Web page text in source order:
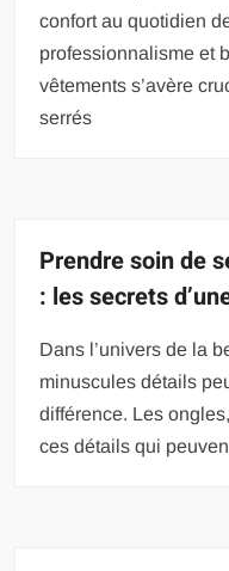
confort au quotidien
professionnalisme et
vêtements s’avère
serrés
Prendre soin de
: les secrets
Dans l’univers de la
minuscules détails
différence. Les
ces détails qui